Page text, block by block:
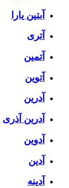
آبتین یارا
آتری
آتمین
آتوین
آدرین
آدرین آذری
آدوین
آدین
آدینه